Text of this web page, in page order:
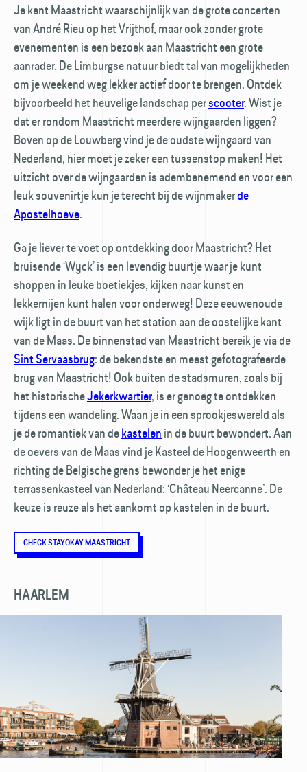
Je kent Maastricht waarschijnlijk van de grote concerten
van André Rieu op het Vrijthof, maar ook zonder grote
evenementen is een bezoek aan Maastricht een grote
aanrader. De Limburgse natuur biedt tal van mogelijkheden
om je weekend weg lekker actief door te brengen. Ontdek
bijvoorbeeld het heuvelige landschap perscooter. Wist je
dat er rondom Maastricht meerdere wijngaarden liggen?
Boven op de Louwberg vind je de oudste wijngaard van
Nederland, hier moet je zeker een tussenstop maken! Het
uitzicht over de wijngaarden is adembenemend en voor een
leuk souvenirtje kun je terecht bij de wijnmakerde
Apostelhoeve.
Ga je liever te voet op ontdekking door Maastricht? Het
bruisende ‘Wyck’ is een levendig buurtje waar je kunt
shoppen in leuke boetiekjes, kijken naar kunst en
lekkernijen kunt halen voor onderweg! Deze eeuwenoude
wijk ligt in de buurt van het station aan de oostelijke kant
van de Maas. De binnenstad van Maastricht bereik je via de
Sint Servaasbrug: de bekendste en meest gefotografeerde
brug van Maastricht! Ook buiten de stadsmuren, zoals bij
het historischeJekerkwartier, is er genoeg te ontdekken
tijdens een wandeling. Waan je in een sprookjeswereld als
je de romantiek van dekastelen in de buurt bewondert. Aan
de oevers van de Maas vind je Kasteel de Hoogenweerth en
richting de Belgische grens bewonder je het enige
terrassenkasteel van Nederland: ‘Château Neercanne’. De
keuze is reuze als het aankomt op kastelen in de buurt.
CHECK STAYOKAY MAASTRICHT
HAARLEM